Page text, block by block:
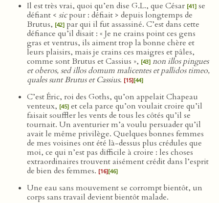
Il est très vrai, quoi qu’en dise G.L., que César [41] se
défiant < sicpour : défiait > depuis longtemps de
Brutus, [42] par qui il fut assassiné. C’est dans cette
défiance qu’il disait : « Je ne crains point ces gens
gras et ventrus, ils aiment trop la bonne chère et
leurs plaisirs, mais je crains ces maigres et pâles,
comme sont Brutus et Cassius », [43] non illos pingues
et oberos, sed illos domum malicentes et pallidos timeo,
quales sunt Brutus et Cassius. [15][44]
C’est Éric, roi des Goths, qu’on appelait Chapeau
venteux, [45] et cela parce qu’on voulait croire qu’il
faisait souffler les vents de tous les côtés qu’il se
tournait. Un aventurier m’a voulu persuader qu’il
avait le même privilège. Quelques bonnes femmes
de mes voisines ont été là-dessus plus crédules que
moi, ce qui n’est pas difficile à croire : les choses
extraordinaires trouvent aisément crédit dans l’esprit
de bien des femmes. [16][46]
Une eau sans mouvement se corrompt bientôt, un
corps sans travail devient bientôt malade.